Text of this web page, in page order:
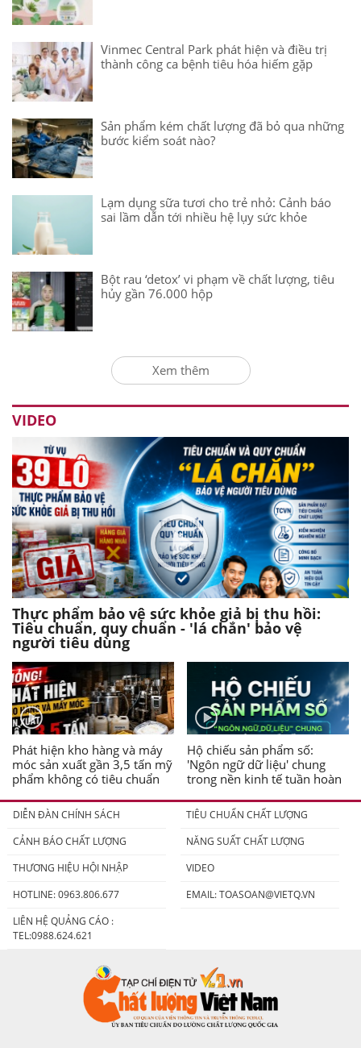
Vinmec Central Park phát hiện và điều trị
thành công ca bệnh tiêu hóa hiếm gặp
Sản phẩm kém chất lượng đã bỏ qua những
bước kiểm soát nào?
Lạm dụng sữa tươi cho trẻ nhỏ: Cảnh báo
sai lầm dẫn tới nhiều hệ lụy sức khỏe
Bột rau ‘detox’ vi phạm về chất lượng, tiêu
hủy gần 76.000 hộp
Xem thêm
VIDEO
Thực phẩm bảo vệ sức khỏe giả bị thu hồi:
Tiêu chuẩn, quy chuẩn - 'lá chắn' bảo vệ
người tiêu dùng
Phát hiện kho hàng và máy
móc sản xuất gần 3,5 tấn mỹ
phẩm không có tiêu chuẩn
Hộ chiếu sản phẩm số:
'Ngôn ngữ dữ liệu' chung
trong nền kinh tế tuần hoàn
DIỄN ĐÀN CHÍNH SÁCH
TIÊU CHUẨN CHẤT LƯỢNG
CẢNH BÁO CHẤT LƯỢNG
NĂNG SUẤT CHẤT LƯỢNG
THƯƠNG HIỆU HỘI NHẬP
VIDEO
HOTLINE: 0963.806.677
EMAIL:TOASOAN@VIETQ.VN
LIÊN HỆ QUẢNG CÁO :
TEL:0988.624.621